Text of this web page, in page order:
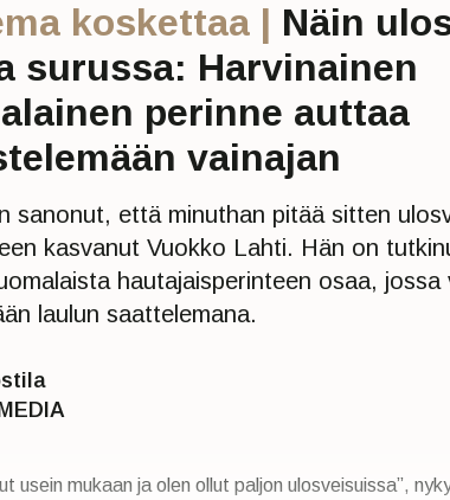
koskettaa | Näin
surussa: Harvinainen
perinne auttaa
vainajan
sanonut, että minuthan pitää sitten
kasvanut Vuokko Lahti. Hän on
hautajaisperinteen osaa, jossa
laulun saattelemana.
usein mukaan ja olen ollut paljon ulosveisuissa”,